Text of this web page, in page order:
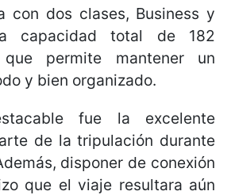
con dos clases, Business y
capacidad total de 182
permite mantener un
y bien organizado.
fue la excelente
de la tripulación durante
disponer de conexión
que el viaje resultara aún